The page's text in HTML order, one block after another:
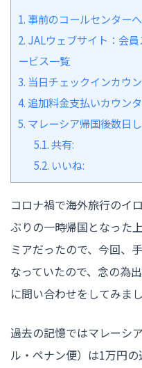
1.事前のコールセンター
2. JALウェブサイト：会
ービス一覧
3. 当日チェックインカウ
4.追加料金支払いカウン
5. マレーシア帰国後数日
5.1.共有:
5.2. いいね:
コロナ禍で海外旅行のイ
ぶりの一時帰国となった
ミアだったので、今回、
なっていたので、念の為
に問い合わせをしてみまし
過去の記憶ではマレーシ
ル・ペナン便）は1万円